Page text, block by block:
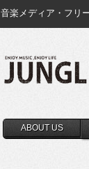
音楽メディア・フリ
ABOUT US